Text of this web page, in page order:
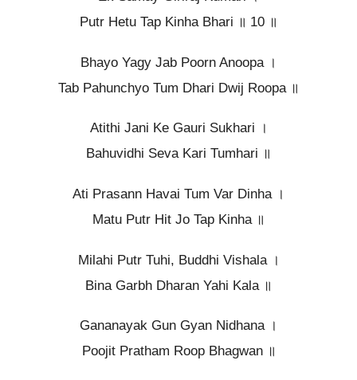
Putr Hetu Tap Kinha Bhari ॥ 10 ॥
Bhayo Yagy Jab Poorn Anoopa ।
Tab Pahunchyo Tum Dhari Dwij Roopa ॥
Atithi Jani Ke Gauri Sukhari ।
Bahuvidhi Seva Kari Tumhari ॥
Ati Prasann Havai Tum Var Dinha ।
Matu Putr Hit Jo Tap Kinha ॥
Milahi Putr Tuhi, Buddhi Vishala ।
Bina Garbh Dharan Yahi Kala ॥
Gananayak Gun Gyan Nidhana ।
Poojit Pratham Roop Bhagwan ॥